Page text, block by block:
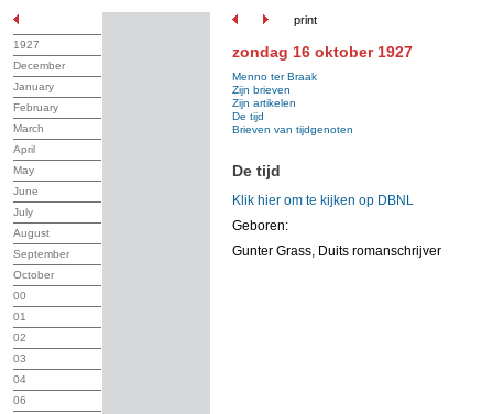
print
1927
December
January
February
March
April
May
June
July
August
September
October
00
01
02
03
04
06
zondag 16 oktober 1927
Menno ter Braak
Zijn brieven
Zijn artikelen
De tijd
Brieven van tijdgenoten
De tijd
Klik hier om te kijken op DBNL
Geboren:
Gunter Grass, Duits romanschrijver